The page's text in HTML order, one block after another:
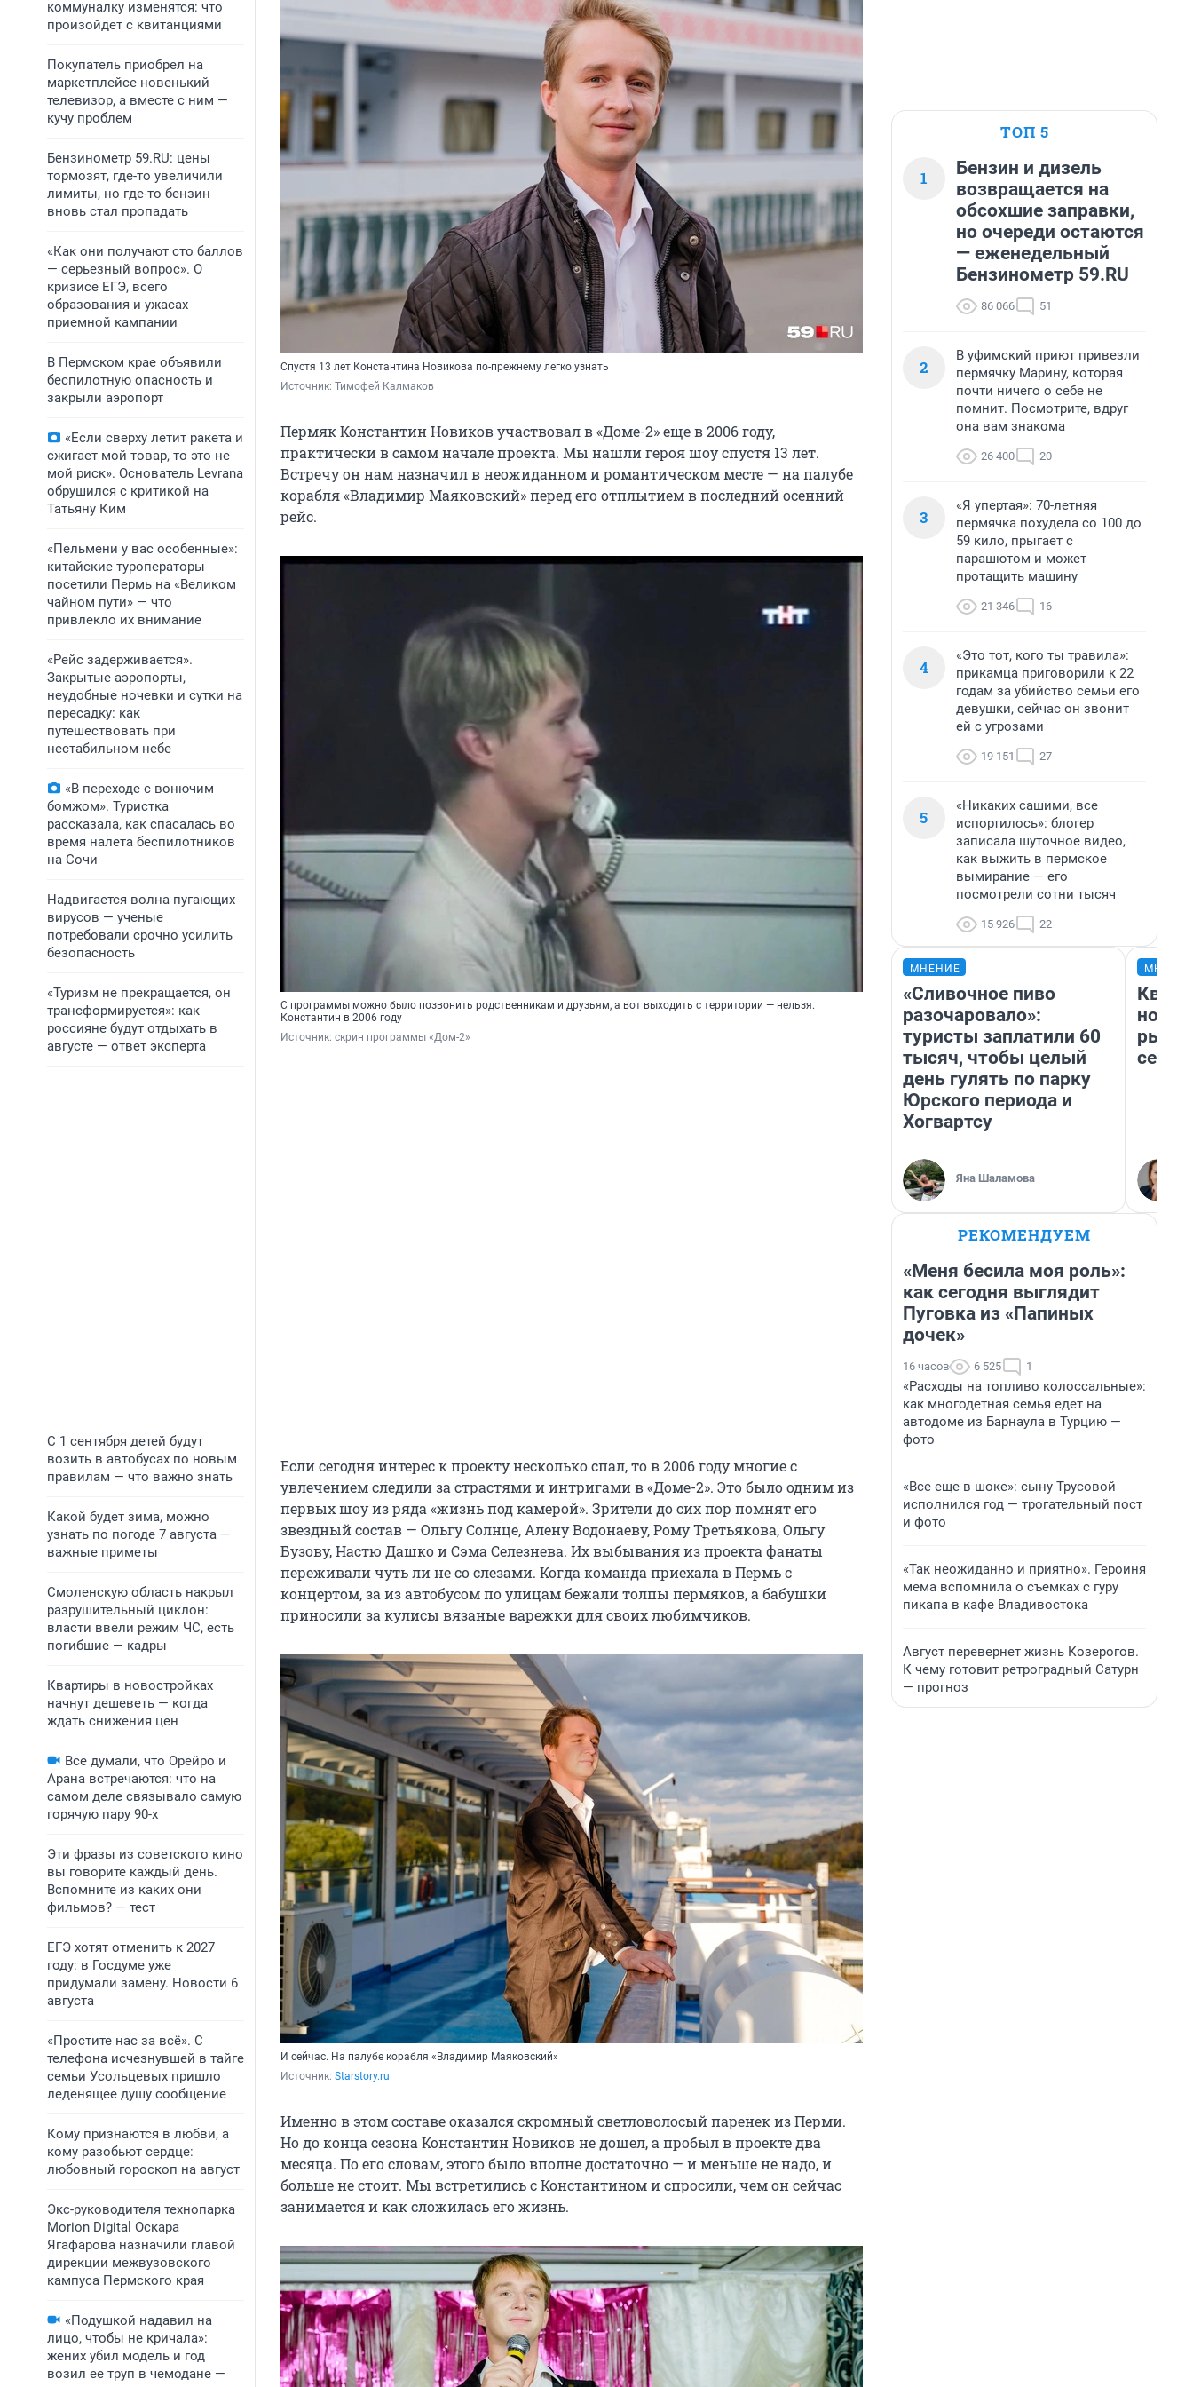
коммуналку изменятся: что
произойдет с квитанциями
Покупатель приобрел на
маркетплейсе новенький
телевизор, а вместе с ним —
кучу проблем
Бензинометр 59.RU: цены
тормозят, где-то увеличили
лимиты, но где-то бензин
вновь стал пропадать
«Как они получают сто баллов
— серьезный вопрос». О
кризисе ЕГЭ, всего
образования и ужасах
приемной кампании
В Пермском крае объявили
беспилотную опасность и
закрыли аэропорт
«Если сверху летит ракета и
сжигает мой товар, то это не
мой риск». Основатель Levrana
обрушился с критикой на
Татьяну Ким
«Пельмени у вас особенные»:
китайские туроператоры
посетили Пермь на «Великом
чайном пути» — что
привлекло их внимание
«Рейс задерживается».
Закрытые аэропорты,
неудобные ночевки и сутки на
пересадку: как
путешествовать при
нестабильном небе
«В переходе с вонючим
бомжом». Туристка
рассказала, как спасалась во
время налета беспилотников
на Сочи
Надвигается волна пугающих
вирусов — ученые
потребовали срочно усилить
безопасность
«Туризм не прекращается, он
трансформируется»: как
россияне будут отдыхать в
августе — ответ эксперта
С 1 сентября детей будут
возить в автобусах по новым
правилам — что важно знать
Какой будет зима, можно
узнать по погоде 7 августа —
важные приметы
Смоленскую область накрыл
разрушительный циклон:
власти ввели режим ЧС, есть
погибшие — кадры
Квартиры в новостройках
начнут дешеветь — когда
ждать снижения цен
Все думали, что Орейро и
Арана встречаются: что на
самом деле связывало самую
горячую пару 90-х
Эти фразы из советского кино
вы говорите каждый день.
Вспомните из каких они
фильмов? — тест
ЕГЭ хотят отменить к 2027
году: в Госдуме уже
придумали замену. Новости 6
августа
«Простите нас за всё». С
телефона исчезнувшей в тайге
семьи Усольцевых пришло
леденящее душу сообщение
Кому признаются в любви, а
кому разобьют сердце:
любовный гороскоп на август
Экс-руководителя технопарка
Morion Digital Оскара
Ягафарова назначили главой
дирекции межвузовского
кампуса Пермского края
«Подушкой надавил на
лицо, чтобы не кричала»:
жених убил модель и год
возил ее труп в чемодане —
Спустя 13 лет Константина Новикова по-прежнему легко узнать
Источник: Тимофей Калмаков
Пермяк Константин Новиков участвовал в «Доме-2» еще в 2006 году,
практически в самом начале проекта. Мы нашли героя шоу спустя 13 лет.
Встречу он нам назначил в неожиданном и романтическом месте — на палубе
корабля «Владимир Маяковский» перед его отплытием в последний осенний
рейс.
С программы можно было позвонить родственникам и друзьям, а вот выходить с территории — нельзя.
Константин в 2006 году
Источник: скрин программы «Дом-2»
Если сегодня интерес к проекту несколько спал, то в 2006 году многие с
увлечением следили за страстями и интригами в «Доме-2». Это было одним из
первых шоу из ряда «жизнь под камерой». Зрители до сих пор помнят его
звездный состав — Ольгу Солнце, Алену Водонаеву, Рому Третьякова, Ольгу
Бузову, Настю Дашко и Сэма Селезнева. Их выбывания из проекта фанаты
переживали чуть ли не со слезами. Когда команда приехала в Пермь с
концертом, за из автобусом по улицам бежали толпы пермяков, а бабушки
приносили за кулисы вязаные варежки для своих любимчиков.
И сейчас. На палубе корабля «Владимир Маяковский»
Источник: Starstory.ru
Именно в этом составе оказался скромный светловолосый паренек из Перми.
Но до конца сезона Константин Новиков не дошел, а пробыл в проекте два
месяца. По его словам, этого было вполне достаточно — и меньше не надо, и
больше не стоит. Мы встретились с Константином и спросили, чем он сейчас
занимается и как сложилась его жизнь.
ТОП 5
1
Бензин и дизель
возвращается на
обсохшие заправки,
но очереди остаются
— еженедельный
Бензинометр 59.RU
86 066 51
2
В уфимский приют привезли
пермячку Марину, которая
почти ничего о себе не
помнит. Посмотрите, вдруг
она вам знакома
26 400 20
3
«Я упертая»: 70-летняя
пермячка похудела со 100 до
59 кило, прыгает с
парашютом и может
протащить машину
21 346 16
4
«Это тот, кого ты травила»:
прикамца приговорили к 22
годам за убийство семьи его
девушки, сейчас он звонит
ей с угрозами
19 151 27
5
«Никаких сашими, все
испортилось»: блогер
записала шуточное видео,
как выжить в пермское
вымирание — его
посмотрели сотни тысяч
15 926 22
МНЕНИЕ
«Сливочное пиво
разочаровало»:
туристы заплатили 60
тысяч, чтобы целый
день гулять по парку
Юрского периода и
Хогвартсу
Яна Шаламова
но
РЕКОМЕНДУЕМ
«Меня бесила моя роль»:
как сегодня выглядит
Пуговка из «Папиных
дочек»
16 часов 6 525 1
«Расходы на топливо колоссальные»:
как многодетная семья едет на
автодоме из Барнаула в Турцию —
фото
«Все еще в шоке»: сыну Трусовой
исполнился год — трогательный пост
и фото
«Так неожиданно и приятно». Героиня
мема вспомнила о съемках с гуру
пикапа в кафе Владивостока
Август перевернет жизнь Козерогов.
К чему готовит ретроградный Сатурн
— прогноз